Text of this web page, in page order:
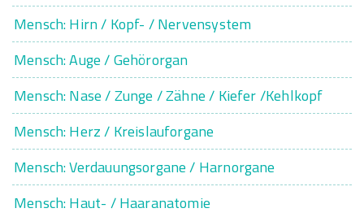
Mensch: Hirn / Kopf- / Nervensystem
Mensch: Auge / Gehörorgan
Mensch: Nase / Zunge / Zähne / Kiefer /Kehlkopf
Mensch: Herz / Kreislauforgane
Mensch: Verdauungsorgane / Harnorgane
Mensch: Haut- / Haaranatomie